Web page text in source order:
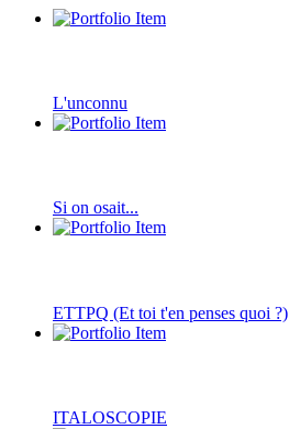
L'unconnu
Si on osait...
ETTPQ (Et toi t'en penses quoi ?)
ITALOSCOPIE